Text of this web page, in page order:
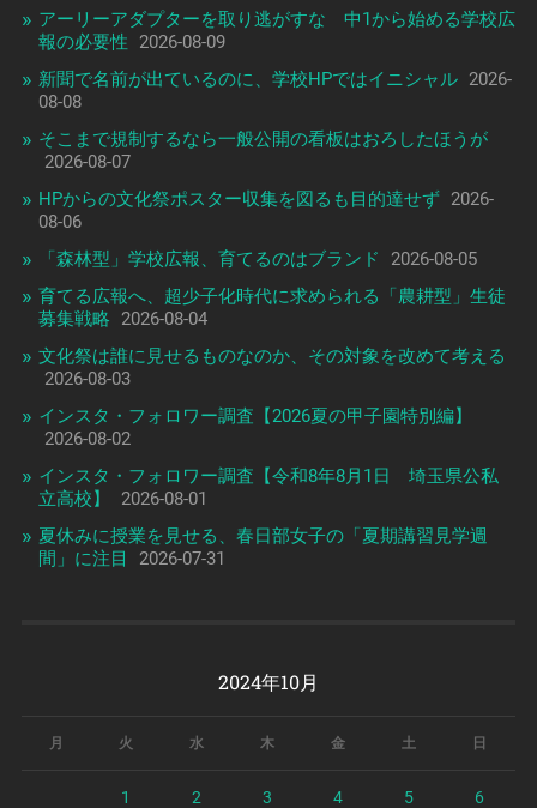
アーリーアダプターを取り逃がすな 中1から始める学校広
報の必要性
2026-08-09
新聞で名前が出ているのに、学校HPではイニシャル 2026-
08-08
そこまで規制するなら一般公開の看板はおろしたほうが
2026-08-07
HPからの文化祭ポスター収集を図るも目的達せず 2026-
08-06
「森林型」学校広報、育てるのはブランド
2026-08-05
育てる広報へ、超少子化時代に求められる「農耕型」生徒
募集戦略
2026-08-04
文化祭は誰に見せるものなのか、その対象を改めて考える
2026-08-03
インスタ・フォロワー調査【2026夏の甲子園特別編】
2026-08-02
インスタ・フォロワー調査【令和8年8月1日 埼玉県公私
立高校】
2026-08-01
夏休みに授業を見せる、春日部女子の「夏期講習見学週
間」に注目
2026-07-31
2024年10月
月 火 水 木 金 土 日
1 2 3 4 5 6